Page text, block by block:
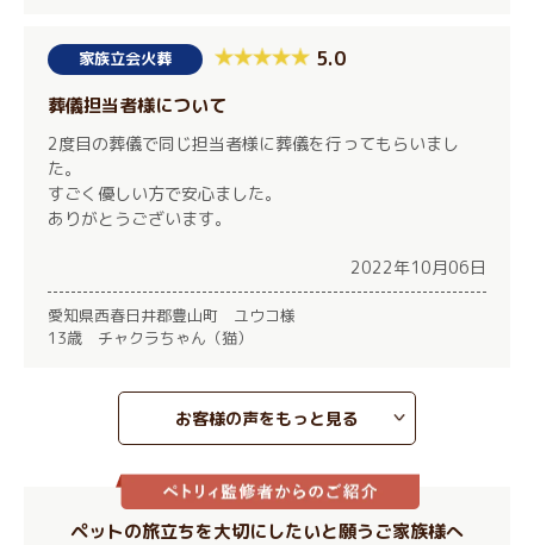
家族立会火葬 5.0
葬儀担当者様について
2度目の葬儀で同じ担当者様に葬儀を行ってもらいまし
た。
すごく優しい方で安心ました。
ありがとうございます。
2022年10月06日
愛知県西春日井郡豊山町 ユウコ様
13歳 チャクラちゃん（猫）
お客様の声をもっと見る
ペットの旅立ちを大切にしたいと願うご家族様へ